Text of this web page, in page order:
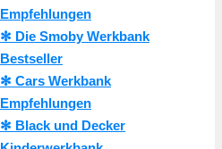
Empfehlungen
✻ Die Smoby Werkbank
Bestseller
✻ Cars Werkbank
Empfehlungen
✻ Black und Decker